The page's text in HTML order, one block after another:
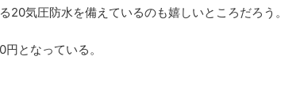
20気圧防水を備えているのも嬉しいところだろう。
となっている。